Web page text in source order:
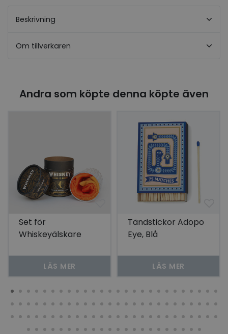
Beskrivning
Om tillverkaren
Andra som köpte denna köpte även
Set för
Whiskeyälskare
LÄS MER
Tändstickor Adopo
Eye, Blå
LÄS MER